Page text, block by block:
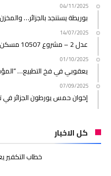
04/11/2025
بوريطة يستنجد بالجزائر…
14/07/2025
عدل 2 – مشروع 10507 مسكن: الأشغال تتعثر والآجال تتبخر!
01/10/2025
يعقوبي في فخ التطبيع…
07/09/2025
إخوان حمس يورطون الجزائر في
كل الاخبار
خطاب التكفير